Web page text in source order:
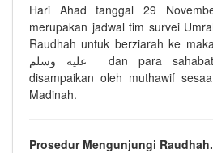
Hari Ahad tanggal 29
merupakan jadwal tim survei
Raudhah untuk berziarah ke
عليه وسلم dan para
disampaikan oleh muthawif
Madinah.
Prosedur Mengunjungi Raudhah.